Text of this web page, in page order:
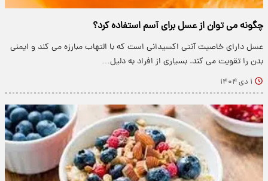
چگونه می توان از عسل برای آسم استفاده کرد؟
عسل دارای خاصیت آنتی اکسیدانی است که با التهاب مبارزه می کند و ایمنی
بدن را تقویت می کند. بسیاری از افراد به دلیل…
۱ دی ۱۴۰۴